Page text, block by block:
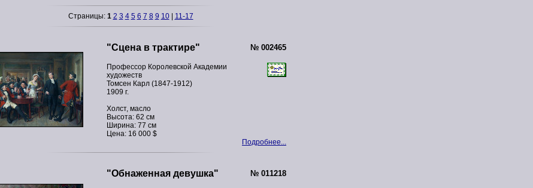
Страницы: 1 2 3 4 5 6 7 8 9 10| 11-17
"Сцена в трактире" № 002465
Профессор Королевской Академии
художеств
Томсен Карл (1847-1912)
1909 г.
Холст, масло
Высота: 62 см
Ширина: 77 см
Цена: 16 000 $
Подробнее...
"Обнаженная девушка" № 011218